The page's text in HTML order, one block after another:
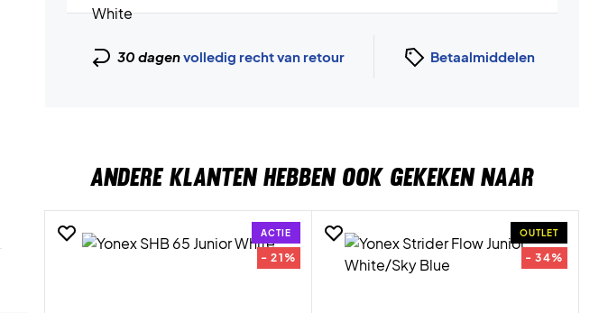
30 dagenvolledig recht van retour Betaalmiddelen
ANDERE KLANTEN HEBBEN OOK GEKEKEN NAAR
ACTIE
- 21%
OUTLET
- 34%